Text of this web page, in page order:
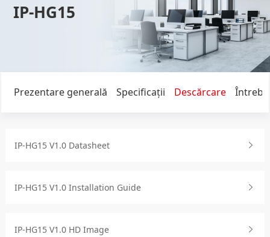
IP-HG15
Prezentare generală Specificaţii Descărcare
IP-HG15 V1.0 Datasheet
IP-HG15 V1.0 Installation Guide
IP-HG15 V1.0 HD Image